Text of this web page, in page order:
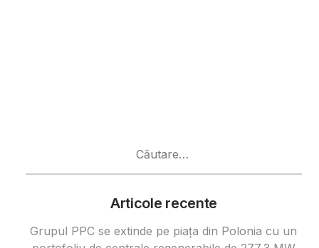
Articole recente
Grupul PPC se extinde pe piața din Polonia cu un